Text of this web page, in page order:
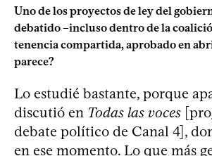
Uno de los proyectos de ley del
debatido –incluso dentro de la
tenencia compartida, aprobado en
parece?
Lo estudié bastante, porque
discutió en Todas las voces
debate político de Canal 4],
en ese momento. Lo que más